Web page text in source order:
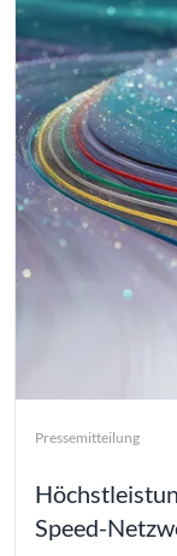
Pressemitteilung
Speed-